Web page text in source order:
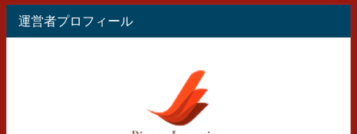
運営者プロフィール